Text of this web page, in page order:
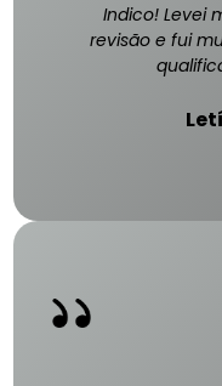
Indico! Levei
revisão e fui